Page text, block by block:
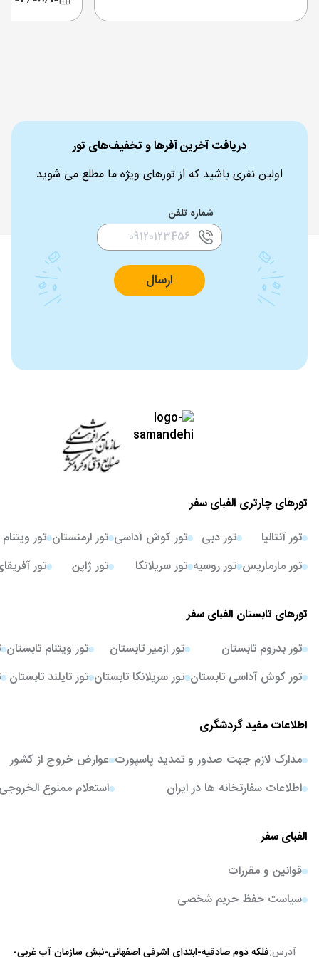
دریافت آخرین آفرها و تخفیف‌های تور
اولین نفری باشید که از تورهای ویژه ما مطلع می شوید
شماره تلفن
ارسال
تورهای چارتری الفبای سفر
تور آنتالیا
تور مارماریس
تور دبی
تور روسیه
تور کوش آداسی
تور سریلانکا
تور ارمنستان
تور ژاپن
تور ویتنام
تور
تورهای تابستان الفبای سفر
تور بدروم تابستان
تور کوش آداسی تابستان
تور ازمیر تابستان
تور سریلانکا تابستان
تور ویتنام تابستان
تور تایلند تابستان
اطلاعات مفید گردشگری
مدارک لازم جهت صدور و تمدید پاسپورت
اطلاعات سفارتخانه ها در ایران
عوارض خروج از کشور
استعلام ممنوع
الفبای سفر
قوانین و مقررات
سیاست حفظ حریم شخصی
آدرس:فلکه دوم صادقیه-ابتدای اشرفی اصفهانی-نبش سازمان آب غربی-